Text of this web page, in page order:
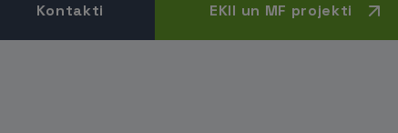
Kontakti EKII un MF projekti